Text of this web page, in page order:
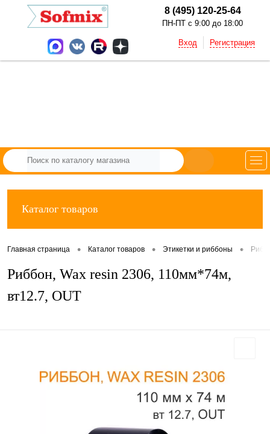
8 (495) 120-25-64
ПН-ПТ с 9:00 до 18:00
Вход Регистрация
Каталог товаров
Главная страница • Каталог товаров • Этикетки и риббоны •
Риббон, Wax resin 2306, 110мм*74м,
вт12.7, OUT